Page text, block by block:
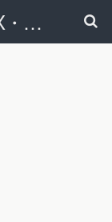
鬼隼（グッドラックFX・改）